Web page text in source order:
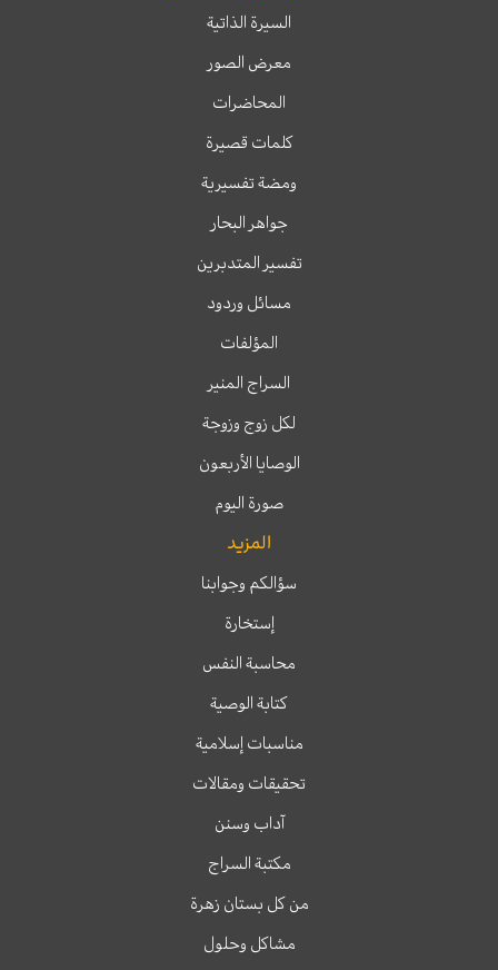
السيرة الذاتية
معرض الصور
المحاضرات
كلمات قصيرة
ومضة تفسيرية
جواهر البحار
تفسير المتدبرين
مسائل وردود
المؤلفات
السراج المنير
لكل زوج وزوجة
الوصايا الأربعون
صورة اليوم
المزيد
سؤالكم وجوابنا
إستخارة
محاسبة النفس
كتابة الوصية
مناسبات إسلامية
تحقيقات ومقالات
آداب وسنن
مكتبة السراج
من كل بستان زهرة
مشاكل وحلول